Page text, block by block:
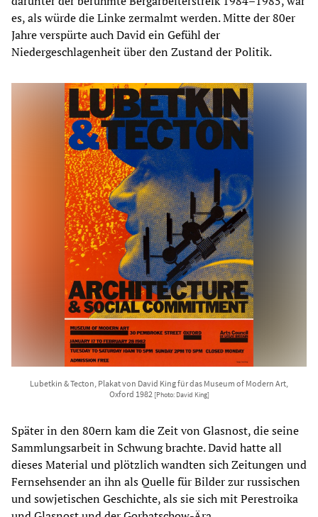
es, als würde die Linke zermalmt werden. Mitte der 80er
Jahre verspürte auch David ein Gefühl der
Niedergeschlagenheit über den Zustand der Politik.
Lubetkin & Tecton, Plakat von David King für das Museum of Modern Art,
Oxford 1982 [Photo: David King]
Später in den 80ern kam die Zeit von Glasnost, die seine
Sammlungsarbeit in Schwung brachte. David hatte all
dieses Material und plötzlich wandten sich Zeitungen und
Fernsehsender an ihn als Quelle für Bilder zur russischen
und sowjetischen Geschichte, als sie sich mit Perestroika